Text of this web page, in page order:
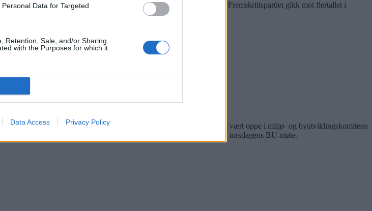
Data for Targeted
Retention, Sale, and/or Sharing
with the Purposes for which it
Data Access Privacy Policy
boligmoduler i Nedre Rommen 7 skulle diskuteres. Rødt og Fremskrittspartiet gikk mot flertallet i
om midlertidige boligbrakker på Nedre Rommen. Saken hadde vært oppe i miljø- og byutviklingskomiteen
SV og MDG stemte mot. Debatten fortsatte likevel på torsdagens BU-møte.